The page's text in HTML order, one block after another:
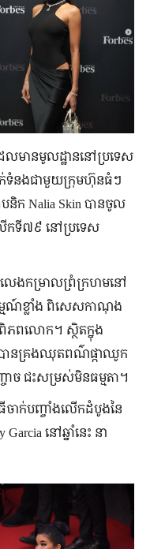
ល​មាន​មូលដ្ឋាន​នៅ​ប្រទេស​
ទំនង​ជាមួយ​ក្រុមហ៊ុន​ធំ​ៗ
និក Nalia Skin បាន​ចូល
ើក​ទី​៧៩ នៅ​ប្រទេស​
េង​កម្រាល​ព្រំ​ក្រហម​នៅ​
ម្មណ៍​ខ្លាំង ពិសេស​កាណុង​
ពិភពលោក។ ស្ថិត​ក្នុង​
បាន​គ្រង​ឈុត​ពណ៌​ផ្កាឈូក​
ាច ជះ​សម្រស់​មិន​ធម្មតា។
ធី​ចាក់​បញ្ចាំង​លើក​ដំបូង​នៃ​
នៅ​ឆ្នាំ​នេះ នា